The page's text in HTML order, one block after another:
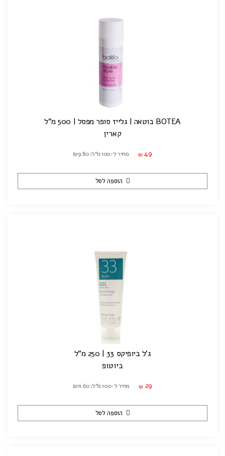
BOTEA בוטאה | גלייז סופר מפסל | 500 מ"ל
קארין
₪ 49 מחיר ל-100 מ"ל: ₪9.80
הוספה לסל
ג'ל ביופיקס 33 | 250 מ"ל
ביוטופ
₪ 29 מחיר ל-100 מ"ל: ₪11.60
הוספה לסל